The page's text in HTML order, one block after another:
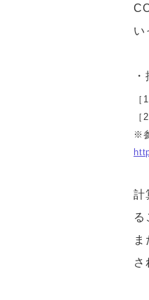
い
※
計
る
さ